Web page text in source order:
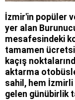
İzmir'in popüler
yer alan
mesafesindeki
tamamen
kaçış
aktarma
sahil, hem İzmirli
gelen günübirlik